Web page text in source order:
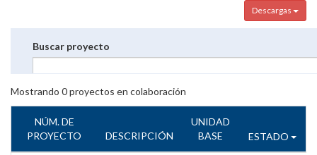
Descargas
Buscar proyecto
Mostrando 0proyectos en colaboración
NÚM. DE
PROYECTO
DESCRIPCIÓN
UNIDAD
BASE
ESTADO